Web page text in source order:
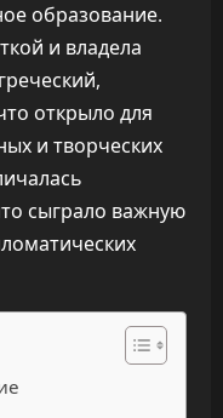
образование.
и владела
открыло для
и творческих
сыграло важную